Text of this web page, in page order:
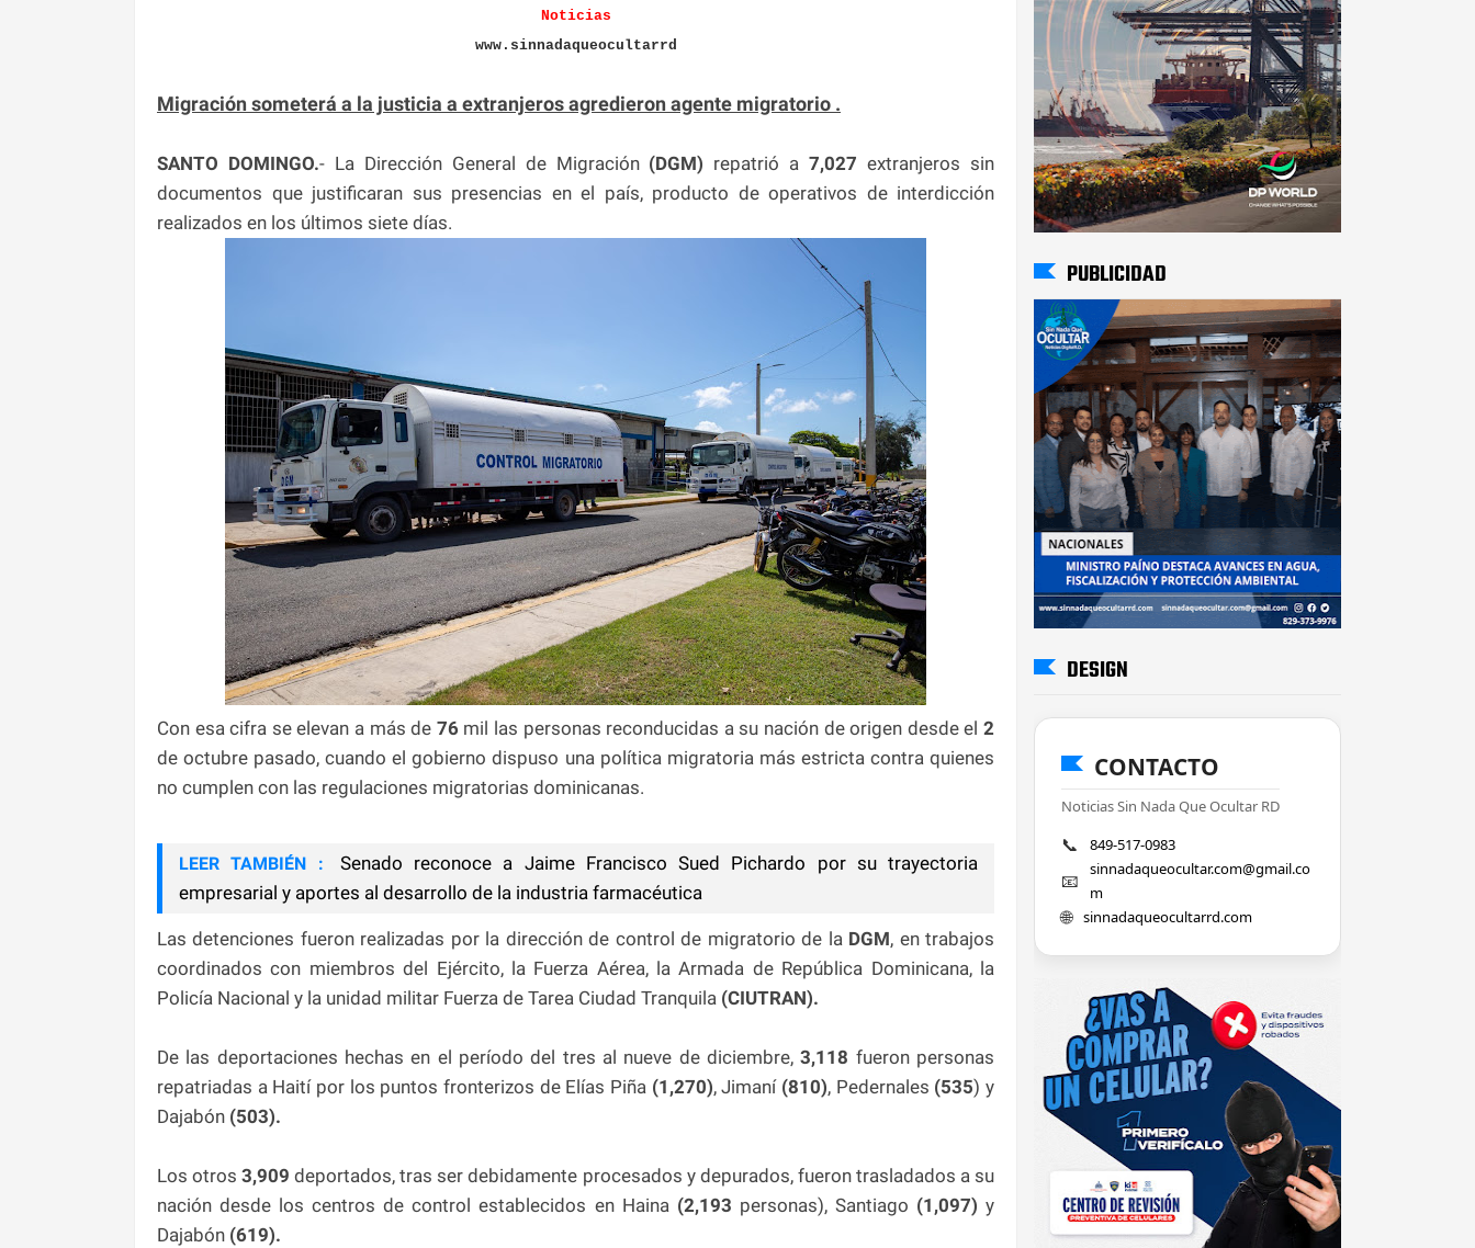
Noticias
www.sinnadaqueocultarrd
Migración someterá a la justicia a extranjeros agredieron agente migratorio .
SANTO DOMINGO.- La Dirección General de Migración (DGM) repatrió a7,027 extranjeros sin
documentos que justificaran sus presencias en el país, producto de operativos de interdicción
realizados en los últimos siete días.
Con esa cifra se elevan a más de 76 mil las personas reconducidas a su nación de origen desde el2
de octubre pasado, cuando el gobierno dispuso una política migratoria más estricta contra quienes
no cumplen con las regulaciones migratorias dominicanas.
LEER TAMBIÉN :
Senado reconoce a Jaime Francisco Sued Pichardo por su trayectoria
empresarial y aportes al desarrollo de la industria farmacéutica
Las detenciones fueron realizadas por la dirección de control de migratorio de la DGM, en trabajos
coordinados con miembros del Ejército, la Fuerza Aérea, la Armada de República Dominicana, la
Policía Nacional y la unidad militar Fuerza de Tarea Ciudad Tranquila (CIUTRAN).
De las deportaciones hechas en el período del tres al nueve de diciembre, 3,118 fueron personas
repatriadas a Haití por los puntos fronterizos de Elías Piña (1,270), Jimaní (810), Pedernales (535) y
Dajabón (503).
Los otros3,909 deportados, tras ser debidamente procesados y depurados, fueron trasladados a su
nación desde los centros de control establecidos en Haina (2,193 personas), Santiago (1,097) y
Dajabón (619).
PUBLICIDAD
DESIGN
CONTACTO
Noticias Sin Nada Que Ocultar RD
📞 849-517-0983
📧
sinnadaqueocultar.com@gmail.co
m
🌐 sinnadaqueocultarrd.com